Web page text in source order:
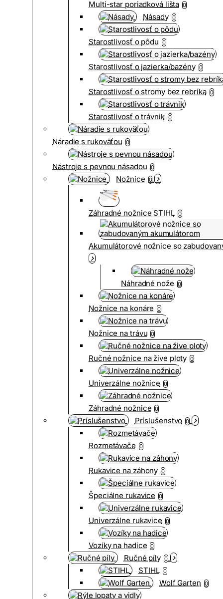
Multi-star poriadková lišta 0
Násady 0
Starostlivosť o pôdu 0
Starostlivosť o jazierka/bazény 0
Starostlivosť o stromy bez rebríka 0
Starostlivosť o trávnik 0
Náradie s rukoväťou 0
Nástroje s pevnou násadou 0
Nožnice 0
Záhradné nožnice STIHL 0
Akumulátorové nožnice so
Náhradné nože 0
Nožnice na konáre 0
Nožnice na trávu 0
Ručné nožnice na žive ploty 0
Univerzálne nožnice 0
Záhradné nožnice 0
Príslušenstvo 0
Rozmetávače 0
Rukavice na záhony 0
Špeciálne rukavice 0
Univerzálne rukavice 0
Vozíky na hadice 0
Ručné píly 0
STIHL 0
Wolf Garten 0